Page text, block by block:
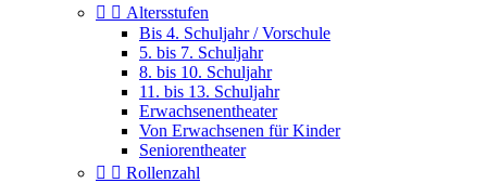
  Altersstufen
Bis 4. Schuljahr / Vorschule
5. bis 7. Schuljahr
8. bis 10. Schuljahr
11. bis 13. Schuljahr
Erwachsenentheater
Von Erwachsenen für Kinder
Seniorentheater
  Rollenzahl